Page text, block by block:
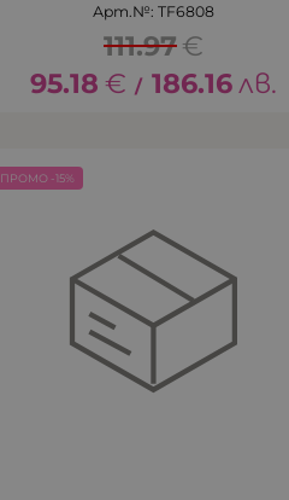
Арт.№: TF6808
111.97€
95.18 € / 186.16лв.
ПРОМО -15%